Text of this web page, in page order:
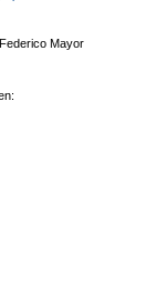
Mayor